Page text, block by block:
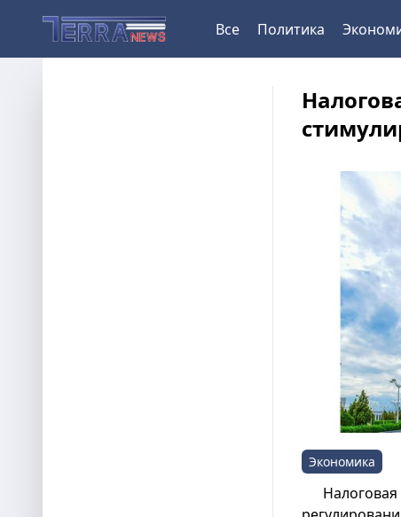
Все Политика
Экономика